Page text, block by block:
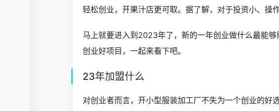
轻松创业，开果汁店更可取。据了解，对于投资小、操
马上就要进入到2023年了，新的一年创业做什么最能
创业好项目，一起来看下吧。
23年加盟什么
对创业者而言，开小型服装加工厂不失为一个创业的好